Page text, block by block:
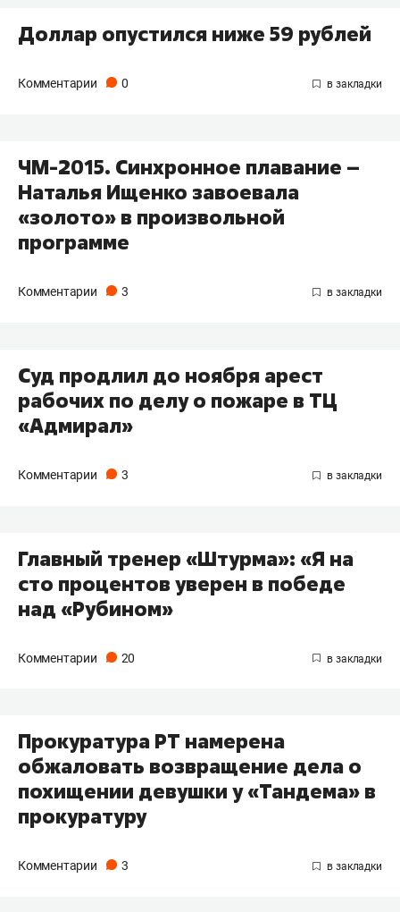
Доллар опустился ниже 59 рублей
Комментарии 0
ЧМ-2015. Синхронное плавание –
Наталья Ищенко завоевала
«золото» в произвольной
программе
Комментарии 3
Суд продлил до ноября арест
рабочих по делу о пожаре в ТЦ
«Адмирал»
Комментарии 3
Главный тренер «Штурма»: «Я на
сто процентов уверен в победе
над «Рубином»
Комментарии 20
Прокуратура РТ намерена
обжаловать возвращение дела о
похищении девушки у «Тандема» в
прокуратуру
Комментарии 3